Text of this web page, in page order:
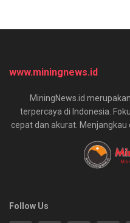
www.miningnews.id
MiningNews.id
terpercaya di Indonesia.
cepat dan akurat. Menjangkau
Follow Us